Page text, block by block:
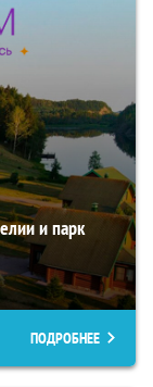
и парк
ПОДРОБНЕЕ